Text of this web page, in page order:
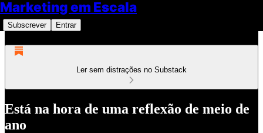
Marketing em Escala
Subscrever Entrar
Ler sem distrações no Substack
Está na hora de uma reflexão de meio de
ano